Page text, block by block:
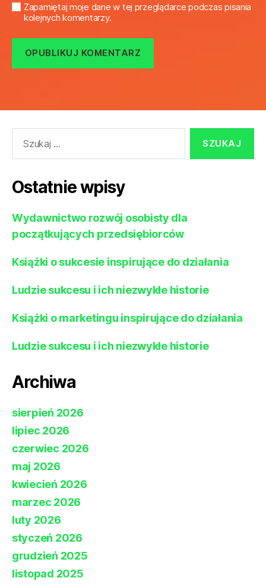
Zapamiętaj moje dane w tej przeglądarce podczas pisania
kolejnych komentarzy.
Ostatnie wpisy
Wydawnictwo rozwój osobisty dla
początkujących przedsiębiorców
Książki o sukcesie inspirujące do działania
Ludzie sukcesu i ich niezwykłe historie
Książki o marketingu inspirujące do działania
Ludzie sukcesu i ich niezwykłe historie
Archiwa
sierpień 2026
lipiec 2026
czerwiec 2026
maj 2026
kwiecień 2026
marzec 2026
luty 2026
styczeń 2026
grudzień 2025
listopad 2025